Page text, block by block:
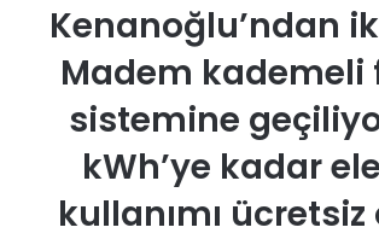
Kenanoğlu’ndan
Madem kademeli
sistemine
kWh’ye kadar
kullanımı